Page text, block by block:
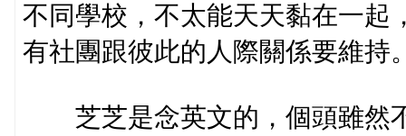
不同學校，不太能天天黏在一起
有社團跟彼此的人際關係要維持
芝芝是念英文的，個頭雖然